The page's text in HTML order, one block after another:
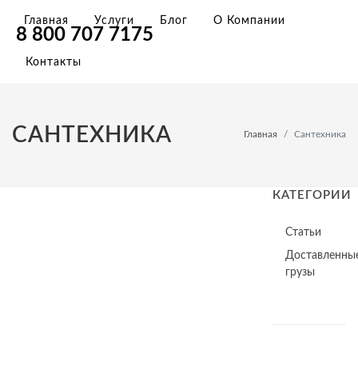
8 800 707 7175
Главная Услуги Блог О Компании
Контакты
САНТЕХНИКА Главная Сантехника
КАТЕГОРИИ
Статьи
грузы